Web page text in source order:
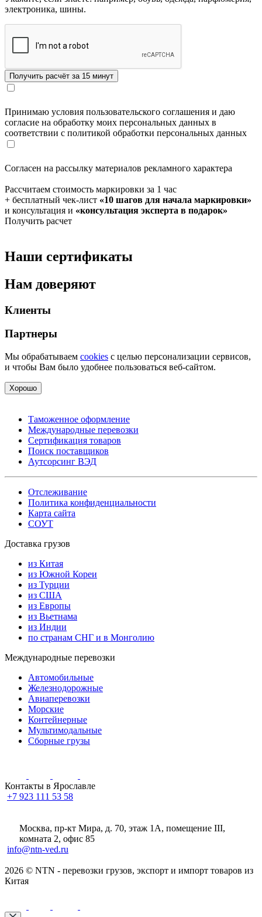
электроника, шины.
Принимаю условия пользовательского соглашения и даю
согласие на обработку моих персональных данных в
соответствии с политикой обработки персональных данных
Согласен на рассылку материалов рекламного характера
Рассчитаем стоимость маркировки за 1 час
+ бесплатный чек-лист «10 шагов для начала маркировки»
и консультация и «консультация эксперта в подарок»
Получить расчет
Наши сертификаты
Нам доверяют
Клиенты
Партнеры
Мы обрабатываем cookies с целью персонализации сервисов,
и чтобы Вам было удобнее пользоваться веб-сайтом.
Хорошо
Таможенное оформление
Международные перевозки
Сертификация товаров
Поиск поставщиков
Аутсорсинг ВЭД
Отслеживание
Политика конфиденциальности
Карта сайта
СОУТ
Доставка грузов
из Китая
из Южной Кореи
из Турции
из США
из Европы
из Вьетнама
из Индии
по странам СНГ и в Монголию
Международные перевозки
Автомобильные
Железнодорожные
Авиаперевозки
Морские
Контейнерные
Мультимодальные
Сборные грузы
Контакты в Ярославле
+7 923 111 53 58
Москва, пр-кт Мира, д. 70, этаж 1А, помещение III,
комната 2, офис 85
info@ntn-ved.ru
2026 © NTN - перевозки грузов, экспорт и импорт товаров из
Китая